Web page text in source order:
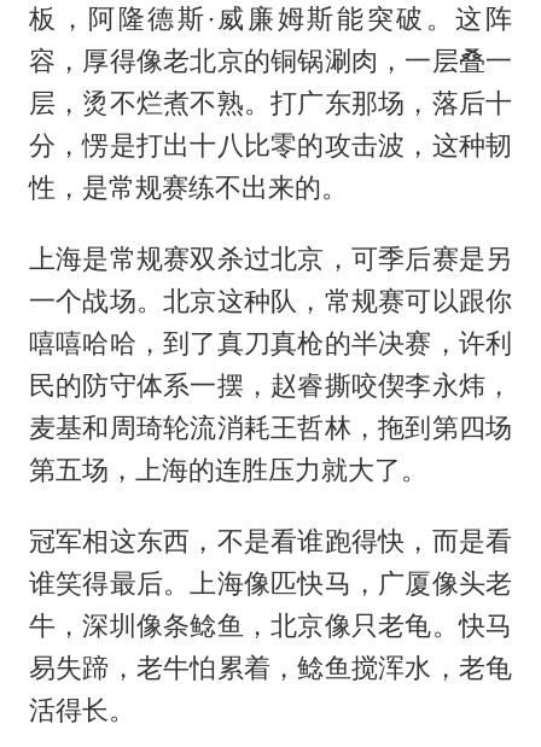
板，阿隆德斯·威廉姆斯能突破。这阵
容，厚得像老北京的铜锅涮肉，一层叠一
层，烫不烂煮不熟。打广东那场，落后十
分，愣是打出十八比零的攻击波，这种韧
性，是常规赛练不出来的。
上海是常规赛双杀过北京，可季后赛是另
一个战场。北京这种队，常规赛可以跟你
嘻嘻哈哈，到了真刀真枪的半决赛，许利
民的防守体系一摆，赵睿撕咬偰李永炜，
麦基和周琦轮流消耗王哲林，拖到第四场
第五场，上海的连胜压力就大了。
冠军相这东西，不是看谁跑得快，而是看
谁笑得最后。上海像匹快马，广厦像头老
牛，深圳像条鲶鱼，北京像只老龟。快马
易失蹄，老牛怕累着，鲶鱼搅浑水，老龟
活得长。